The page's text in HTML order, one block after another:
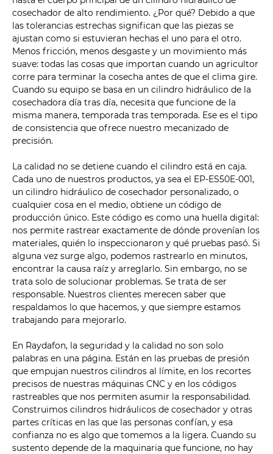
cosechador de alto rendimiento. ¿Por qué? Debido a que
las tolerancias estrechas significan que las piezas se
ajustan como si estuvieran hechas el uno para el otro.
Menos fricción, menos desgaste y un movimiento más
suave: todas las cosas que importan cuando un agricultor
corre para terminar la cosecha antes de que el clima gire.
Cuando su equipo se basa en un cilindro hidráulico de la
cosechadora día tras día, necesita que funcione de la
misma manera, temporada tras temporada. Ese es el tipo
de consistencia que ofrece nuestro mecanizado de
precisión.
La calidad no se detiene cuando el cilindro está en caja.
Cada uno de nuestros productos, ya sea el EP-ES50E-001,
un cilindro hidráulico de cosechador personalizado, o
cualquier cosa en el medio, obtiene un código de
producción único. Este código es como una huella digital:
nos permite rastrear exactamente de dónde provenían los
materiales, quién lo inspeccionaron y qué pruebas pasó. Si
alguna vez surge algo, podemos rastrearlo en minutos,
encontrar la causa raíz y arreglarlo. Sin embargo, no se
trata solo de solucionar problemas. Se trata de ser
responsable. Nuestros clientes merecen saber que
respaldamos lo que hacemos, y que siempre estamos
trabajando para mejorarlo.
En Raydafon, la seguridad y la calidad no son solo
palabras en una página. Están en las pruebas de presión
que empujan nuestros cilindros al límite, en los recortes
precisos de nuestras máquinas CNC y en los códigos
rastreables que nos permiten asumir la responsabilidad.
Construimos cilindros hidráulicos de cosechador y otras
partes críticas en las que las personas confían, y esa
confianza no es algo que tomemos a la ligera. Cuando su
sustento depende de la maquinaria que funcione, no hay